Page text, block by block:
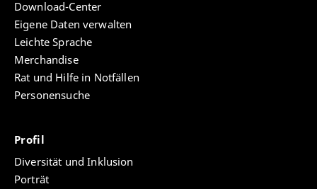
Download-Center
Eigene Daten verwalten
Leichte Sprache
Merchandise
Rat und Hilfe in Notfällen
Personensuche
Profil
Diversität und Inklusion
Porträt